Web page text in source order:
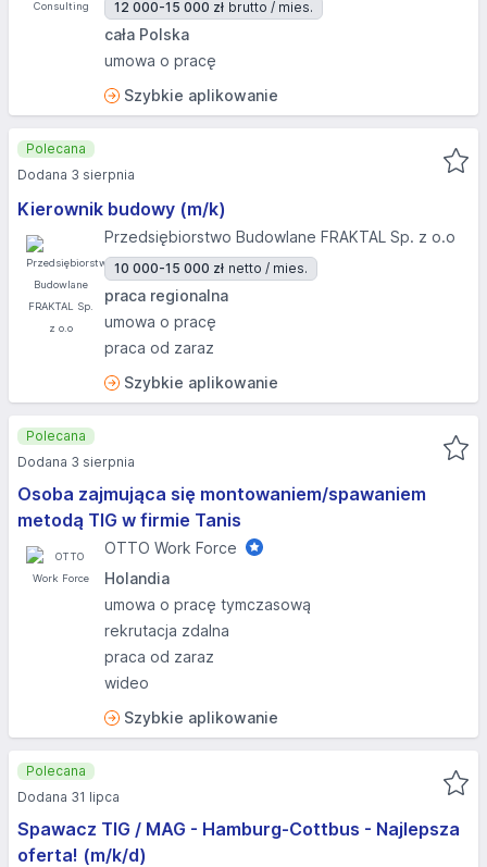
12 000-15 000 zł brutto / mies.
cała Polska
umowa o pracę
Szybkie aplikowanie
Kierownik budowy (m/k)
Przedsiębiorstwo Budowlane FRAKTAL Sp. z o.o
10 000-15 000 zł netto / mies.
praca regionalna
umowa o pracę
praca od zaraz
Szybkie aplikowanie
Polecana
Dodana 3 sierpnia
Osoba zajmująca się montowaniem/spawaniem
metodą TIG w firmie Tanis
OTTO Work Force
Holandia
umowa o pracę tymczasową
rekrutacja zdalna
praca od zaraz
wideo
Szybkie aplikowanie
Polecana
Dodana 3 sierpnia
Spawacz TIG / MAG - Hamburg-Cottbus - Najlepsza
oferta! (m/k/d)
Polecana
Dodana 31 lipca